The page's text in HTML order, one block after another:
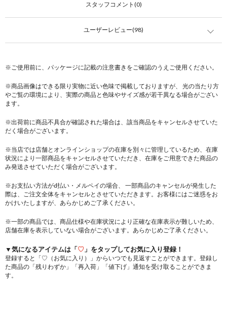
スタッフコメント(0)
ユーザーレビュー(98)
※ご使用前に、パッケージに記載の注意書きをご確認のうえご使用ください。
※商品画像はできる限り実物に近い色味で掲載しておりますが、 光の当たり方
やご覧の環境により、実際の商品と色味やサイズ感が若干異なる場合がござい
ます。
※出荷前に商品不具合が確認された場合は、該当商品をキャンセルさせていた
だく場合がございます。
※当店では店舗とオンラインショップの在庫を別々に管理しているため、在庫
状況により一部商品をキャンセルさせていただき、在庫をご用意できた商品の
み発送させていただく場合がございます。
※お支払い方法がd払い・メルペイの場合、 一部商品のキャンセルが発生した
際は、ご注文全体をキャンセルとさせていただきます。お客様にはご迷惑をお
かけいたしますが、あらかじめご了承ください。
※一部の商品では、商品仕様や在庫状況により正確な在庫表示が難しいため、
店舗在庫を表示していない場合がございます。あらかじめご了承ください。
▼気になるアイテムは「♡ 」をタップしてお気に入り登録！
登録すると「♡（お気に入り）」からいつでも見返すことができます。登録し
た商品の「残りわずか」「再入荷」「値下げ」通知を受け取ることができま
す。